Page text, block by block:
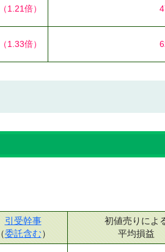
（1.21倍）
（1.33倍）
引受幹事
（委託含む）
初値売りによ
平均損益